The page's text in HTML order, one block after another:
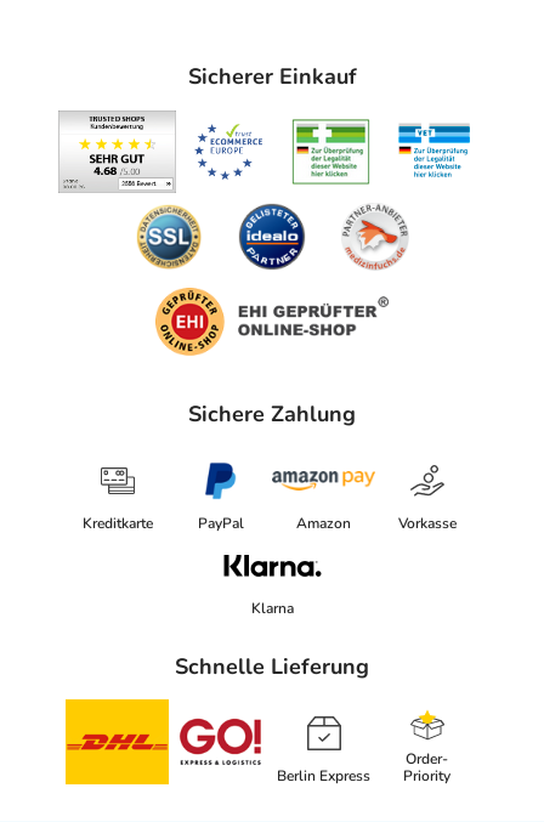
Sicherer Einkauf
Sichere Zahlung
Kreditkarte PayPal Amazon Vorkasse
Klarna
Schnelle Lieferung
Berlin Express
Order-
Priority